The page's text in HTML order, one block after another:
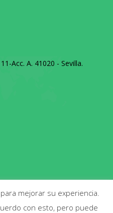
Acc. A. 41020 - Sevilla.
mejorar su experiencia.
con esto, pero puede